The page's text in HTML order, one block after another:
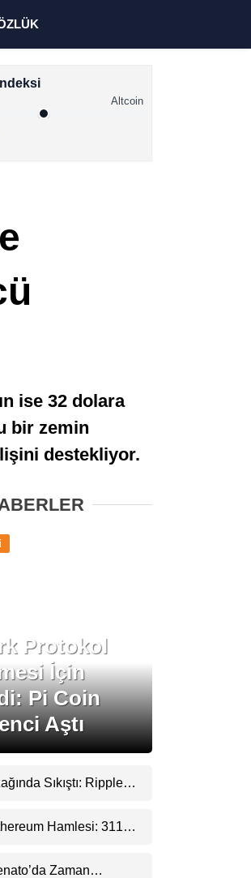
Stablecoin Haberleri
Telegram
Altcoin
ise 32 dolara
bir zemin
destekliyor.
Protokol
İçin
Pi Coin
Aştı
Sıkıştı: Ripple
Hamlesi: 311
Zaman